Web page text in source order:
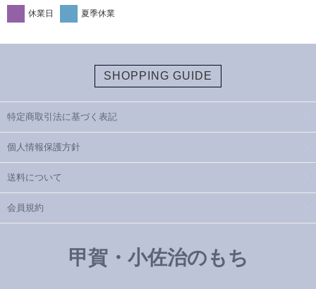
休業日 夏季休業
SHOPPING GUIDE
特定商取引法に基づく表記
個人情報保護方針
送料について
会員規約
甲賀・小佐治のもち